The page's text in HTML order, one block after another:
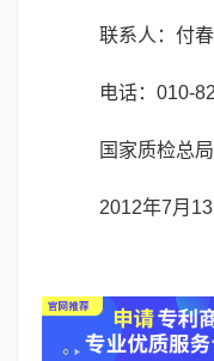
联系人：付
电话：010-
国家质检总局
2012年7月